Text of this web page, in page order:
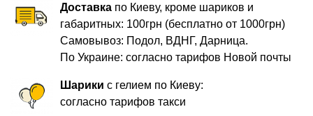
Доставка по Киеву, кроме шариков и
габаритных: 100грн (бесплатно от 1000грн)
Самовывоз: Подол, ВДНГ, Дарница.
По Украине: согласно тарифов Новой почты
Шарики с гелием по Киеву:
согласно тарифов такси